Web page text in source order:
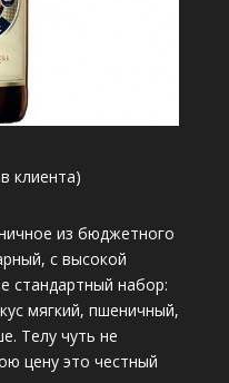
клиента)
из бюджетного
с высокой
стандартный набор:
мягкий, пшеничный,
Телу чуть не
цену это честный